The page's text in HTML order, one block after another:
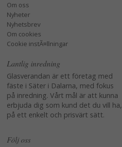
Om oss
Nyheter
Nyhetsbrev
Om cookies
Cookie instÃ¤llningar
Lantlig inredning
Glasverandan är ett företag med
fäste i Säter i Dalarna, med fokus
på inredning. Vårt mål är att kunna
erbjuda dig som kund det du vill ha,
på ett enkelt och prisvärt sätt.
Följ oss